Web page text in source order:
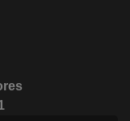
ventana nueva)